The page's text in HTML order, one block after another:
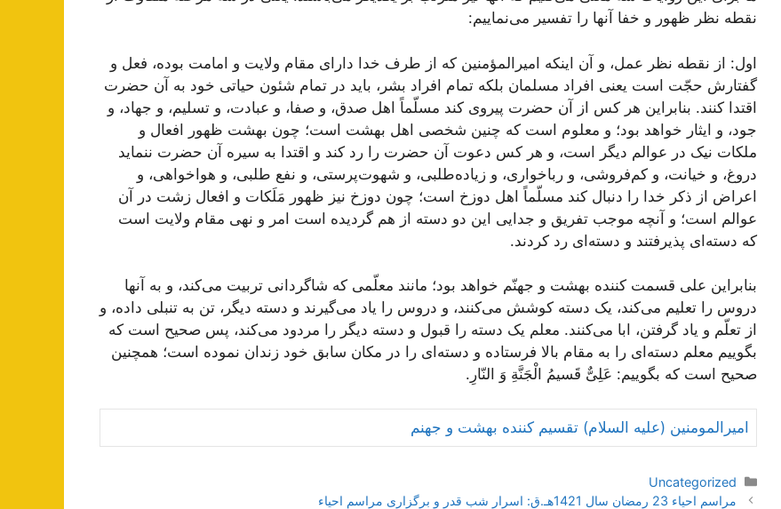
نقطه نظر ظهور و خفا آنها را تفسیر مى‌نماییم:
اول: از نقطه نظر عمل، و آن اینکه امیرالمؤمنین که از طرف خدا داراى مقام ولایت و امامت بوده، فعل و
گفتارش حجّت است یعنى افراد مسلمان بلکه تمام افراد بشر، باید در تمام شئون حیاتى خود به آن حضرت
اقتدا کنند. بنابراین هر کس از آن حضرت پیروى کند مسلّماً اهل صدق، و صفا، و عبادت، و تسلیم، و جهاد، و
جود، و ایثار خواهد بود؛ و معلوم است که چنین شخصى اهل بهشت است؛ چون بهشت ظهور افعال و
ملکات نیک در عوالم دیگر است، و هر کس دعوت آن حضرت را رد کند و اقتدا به سیره آن حضرت ننماید
دروغ، و خیانت، و کم‌فروشى، و رباخوارى، و زیاده‌طلبى، و شهوت‌پرستى، و نفع طلبى، و هواخواهى، و
اعراض از ذکر خدا را دنبال کند مسلّماً اهل دوزخ است؛ چون دوزخ نیز ظهور مَلَکات و افعال زشت در آن
عوالم است؛ و آنچه موجب تفریق و جدایى این دو دسته از هم گردیده است امر و نهى مقام ولایت است
که دسته‌اى پذیرفتند و دسته‌اى رد کردند.
بنابراین على قسمت کننده بهشت و جهنّم خواهد بود؛ مانند معلّمى که شاگردانى تربیت مى‌کند، و به آنها
دروس را تعلیم مى‌کند، یک دسته کوشش می‌کنند، و دروس را یاد مى‌گیرند و دسته دیگر، تن به تنبلى داده، و
از تعلّم و یاد گرفتن، ابا مى‌کنند. معلم یک دسته را قبول و دسته دیگر را مردود مى‌کند، پس صحیح است که
بگوییم معلم دسته‌اى را به مقام بالا فرستاده و دسته‌اى را در مکان سابق خود زندان نموده است؛ همچنین
صحیح است که بگوییم: عَلِىٌّ قَسیمُ الْجَنَّةِ وَ النّارِ.
امیرالمومنین (علیه السلام) تقسیم کننده بهشت و جهنم
دسته‌ها
Uncategorized
ناوبریمراسم احیاء 23 رمضان سال 1421هـ.ق: اسرار شب قدر و برگزاری مراسم احیاء